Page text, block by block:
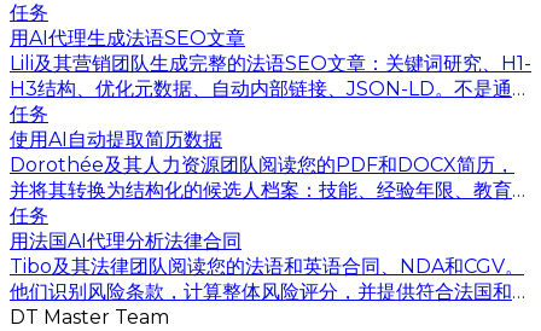
任务
用AI代理生成法语SEO文章
Lili及其营销团队生成完整的法语SEO文章：关键词研究、H1-
H3结构、优化元数据、自动内部链接、JSON-LD。不是通用
AI内容 — 而是能排名的内容。.
任务
使用AI自动提取简历数据
Dorothée及其人力资源团队阅读您的PDF和DOCX简历，
并将其转换为结构化的候选人档案：技能、经验年限、教育背
景、语言、流动性。无需再手动复制粘贴到您的ATS中。.
任务
用法国AI代理分析法律合同
Tibo及其法律团队阅读您的法语和英语合同、NDA和CGV。
他们识别风险条款，计算整体风险评分，并提供符合法国和欧
洲法律的重写建议。.
DT Master Team